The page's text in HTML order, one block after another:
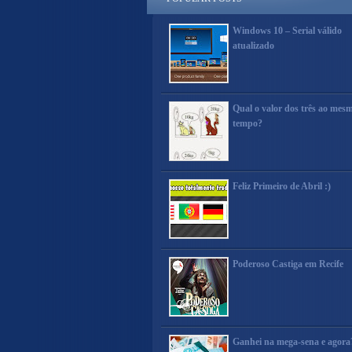
Windows 10 – Serial válido
atualizado
Qual o valor dos três ao
tempo?
Feliz Primeiro de Abril :)
Poderoso Castiga em Recife
Ganhei na mega-sena e